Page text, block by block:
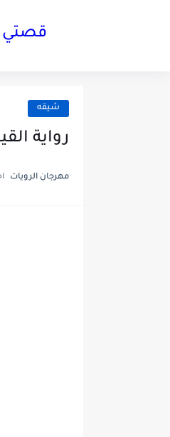
قصتي
شيقه
رواية
مهرجان الرويات